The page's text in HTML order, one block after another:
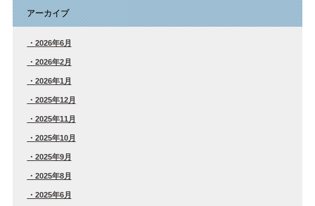
アーカイブ
2026年6月
2026年2月
2026年1月
2025年12月
2025年11月
2025年10月
2025年9月
2025年8月
2025年6月